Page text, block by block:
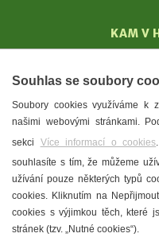
KAM V
T.
Městské
Souhlas se soubory
Soubory cookies využíváme k
našimi webovými stránkami.
sekci Více informací o cookies
souhlasíte s tím, že můžeme
užívání pouze některých typů
cookies. Kliknutím na
cookies s výjimkou těch, které
stránek (tzv. „Nutné cookies“).